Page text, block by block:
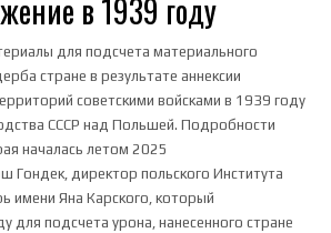
в 1939 году
для подсчета материального
стране в результате аннексии
советскими войсками в 1939 году
СССР над Польшей. Подробности
началась летом 2025
Гондек, директор польского Института
имени Яна Карского, который
для подсчета урона, нанесенного стране